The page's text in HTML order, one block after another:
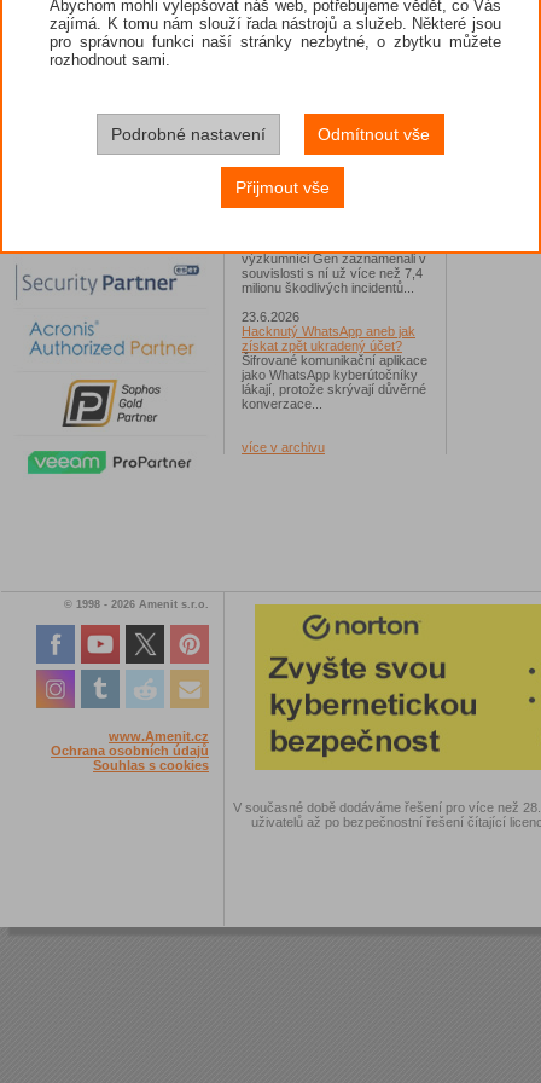
26.6.2026
ESET: S příchodem léta
zaplavují Česko falešné mobilní
Chase Home App či Candy
Race Launcher. Hlavním cílem
útočníků bylo v tomto případě
Polsko, následováno Českem a
Slovenskem...
24.6.2026
výzkumníci Gen zaznamenali v
souvislosti s ní už více než 7,4
milionu škodlivých incidentů...
23.6.2026
Hacknutý WhatsApp aneb jak
získat zpět ukradený účet?
Šifrované komunikační aplikace
jako WhatsApp kyberútočníky
lákají, protože skrývají důvěrné
konverzace...
více v archivu
© 1998 - 2026 Amenit s.r.o.
www.Amenit.cz
Ochrana osobních údajů
Souhlas s cookies
V současné době dodáváme řešení pro více než
uživatelů až po bezpečnostní řešení čítající
Abychom mohli vylepšovat náš web, potřebujeme vědět, co Vás
zajímá. K tomu nám slouží řada nástrojů a služeb. Některé jsou
pro správnou funkci naší stránky nezbytné, o zbytku můžete
rozhodnout sami.
Podrobné nastavení Odmítnout vše
Přijmout vše